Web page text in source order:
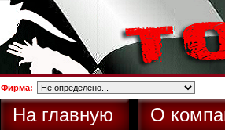
Фирма:
На главную О